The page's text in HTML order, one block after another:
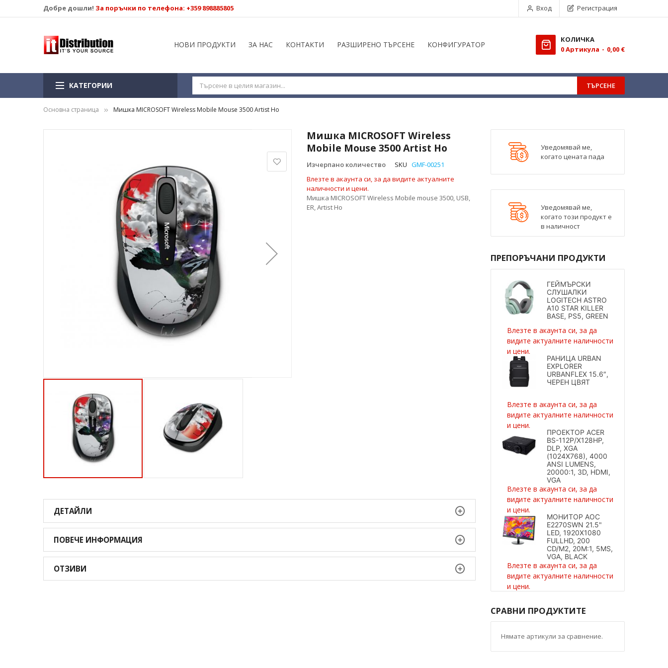
Добре дошли! За поръчки по телефона: +359 898885805 Вход Регистрация
НОВИ ПРОДУКТИ ЗА НАС КОНТАКТИ РАЗШИРЕНО ТЪРСЕНЕ КОНФИГУРАТОР
КОЛИЧКА
0Aртикула 0,00 €
КАТЕГОРИИ ТЪРСЕНЕ
Основна страница Мишка MICROSOFT Wireless Mobile Мouse 3500 Artist Ho
Мишка MICROSOFT Wireless
Mobile Мouse 3500 Artist Ho
Изчерпано количество SKU GMF-00251
Влезте в акаунта си, за да видите актуалните
наличности и цени.
Мишка MICROSOFT Wireless Mobile mouse 3500, USB,
ER, Artist Ho
началото
галерия
със
снимки
ДЕТАЙЛИ
ПОВЕЧЕ ИНФОРМАЦИЯ
ОТЗИВИ
Уведомявай ме,
когато цената пада
Уведомявай ме,
когато този продукт е
в наличност
ПРЕПОРЪЧАНИ ПРОДУКТИ
ГЕЙМЪРСКИ
СЛУШАЛКИ
LOGITECH ASTRO
A10 STAR KILLER
BASE, PS5, GREEN
Влезте в акаунта си, за да
видите актуалните наличности
и цени.
РАНИЦА URBAN
EXPLORER
URBANFLEX 15.6″,
ЧЕРЕН ЦВЯТ
Влезте в акаунта си, за да
видите актуалните наличности
и цени.
ПРОЕКТОР ACER
BS-112P/X128HP,
DLP, XGA
(1024X768), 4000
ANSI LUMENS,
20000:1, 3D, HDMI,
VGA
Влезте в акаунта си, за да
видите актуалните наличности
и цени.
МОНИТОР AOC
E2270SWN 21.5"
LED, 1920X1080
FULLHD, 200
CD/M2, 20M:1, 5MS,
VGA, BLACK
Влезте в акаунта си, за да
видите актуалните наличности
и цени.
СРАВНИ ПРОДУКТИТЕ
Нямате артикули за сравнение.